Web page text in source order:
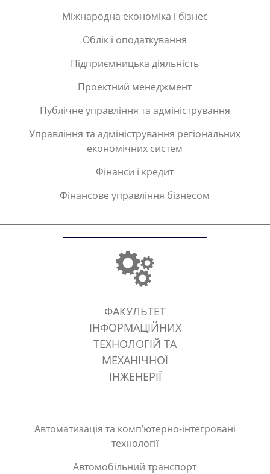
Міжнародна економіка і бізнес
Облік і оподаткування
Підприємницька діяльність
Проектний менеджмент
Публічне управління та адміністрування
Управління та адміністрування регіональних
економічних систем
Фінанси і кредит
Фінансове управління бізнесом
ФАКУЛЬТЕТ
ІНФОРМАЦІЙНИХ
ТЕХНОЛОГІЙ ТА
МЕХАНІЧНОЇ
ІНЖЕНЕРІЇ
Автоматизація та комп’ютерно-інтегровані
технології
Автомобільний транспорт